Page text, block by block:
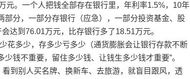
元。一个人把钱全部存在银行里，年利率1.5%，10年
分，一部分存银行（应急），一部分投资基金、股
达到76.01万元，比存银行多了18.51万元。
花多少，存多少亏多少（通货膨胀会让银行存款不断
钱不重要，留住多少钱、让钱生多少钱才重要”。
到别人买名牌、换新车、去旅游，就盲目跟风，透